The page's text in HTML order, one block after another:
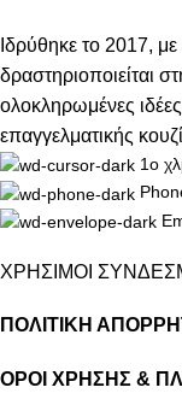
Ιδρύθηκε το 2017,
δραστηριοποιείται
ολοκληρωμένες
επαγγελματικής
1ο
ΧΡΗΣΙΜΟΙ
ΠΟΛΙΤΙΚΗ
ΟΡΟΙ ΧΡΗΣΗΣ &